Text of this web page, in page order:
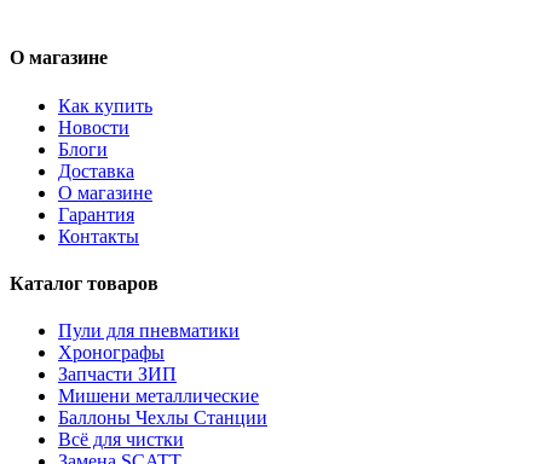
О магазине
Как купить
Новости
Блоги
Доставка
О магазине
Гарантия
Контакты
Каталог товаров
Пули для пневматики
Хронографы
Запчасти ЗИП
Мишени металлические
Баллоны Чехлы Станции
Всё для чистки